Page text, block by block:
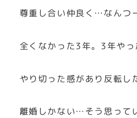
尊重し合い仲良く…なんつ
全くなかった3年。3年やっ
やり切った感があり反転し
離婚しかない…そう思って